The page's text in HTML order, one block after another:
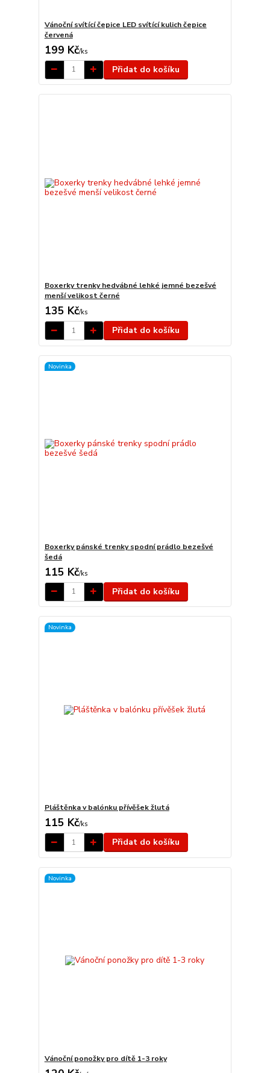
Vánoční svítící čepice LED svítící kulich čepice
červená
199 Kč/ks
Přidat do košíku
Boxerky trenky hedvábné lehké jemné bezešvé
menší velikost černé
135 Kč/ks
Přidat do košíku
Novinka
Boxerky pánské trenky spodní prádlo bezešvé
šedá
115 Kč/ks
Přidat do košíku
Novinka
Pláštěnka v balónku přívěšek žlutá
115 Kč/ks
Přidat do košíku
Novinka
Vánoční ponožky pro dítě 1-3 roky